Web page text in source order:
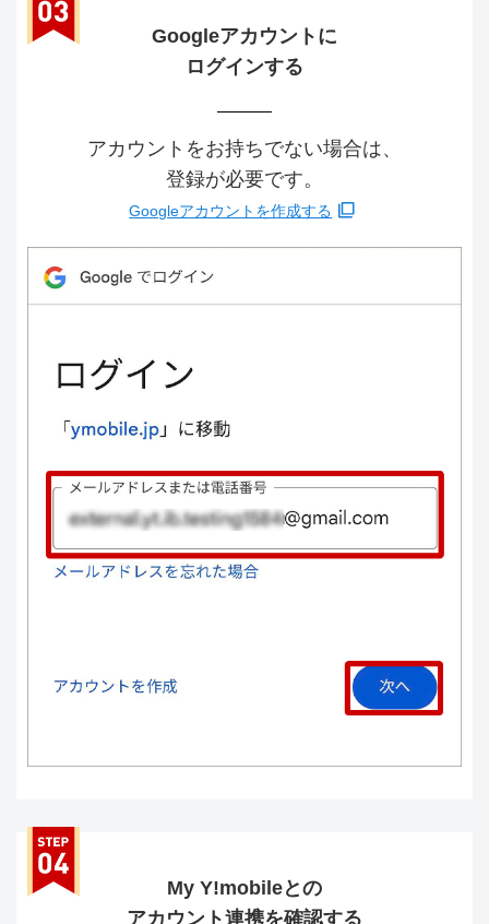
Googleアカウントに
ログインする
アカウントをお持ちでない場合は、
登録が必要です。
Googleアカウントを作成する
My Y!mobileとの
アカウント連携を確認する